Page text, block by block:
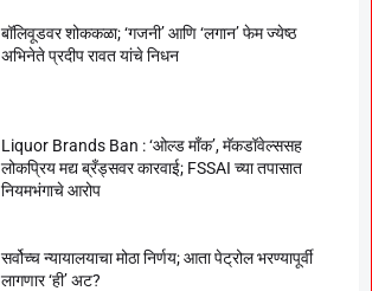
बॉलिवूडवर शोककळा; ‘गजनी’ आणि ‘लगान’ फेम ज्येष्ठ
अभिनेते प्रदीप रावत यांचे निधन
Liquor Brands Ban : ‘ओल्ड मॉंक’, मॅकडॉवेल्ससह
लोकप्रिय मद्य ब्रँड्सवर कारवाई; FSSAI च्या तपासात
नियमभंगाचे आरोप
सर्वोच्च न्यायालयाचा मोठा निर्णय; आता पेट्रोल भरण्यापूर्वी
लागणार ‘ही’ अट?